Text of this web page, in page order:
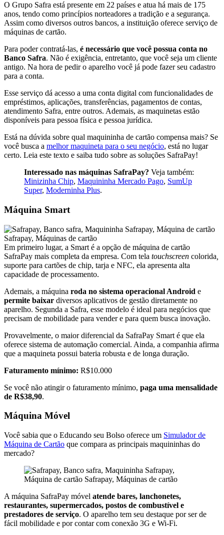
O Grupo Safra está presente em 22 países e atua há mais de 175
anos, tendo como princípios norteadores a tradição e a segurança.
Assim como diversos outros bancos, a instituição oferece serviço de
máquinas de cartão.
Para poder contratá-las, é necessário que você possua conta no
Banco Safra. Não é exigência, entretanto, que você seja um cliente
antigo. Na hora de pedir o aparelho você já pode fazer seu cadastro
para a conta.
Esse serviço dá acesso a uma conta digital com funcionalidades de
empréstimos, aplicações, transferências, pagamentos de contas,
atendimento Safra, entre outros. Ademais, as maquinetas estão
disponíveis para pessoa física e pessoa jurídica.
Está na dúvida sobre qual maquininha de cartão compensa mais? Se
você busca a melhor maquineta para o seu negócio, está no lugar
certo. Leia este texto e saiba tudo sobre as soluções SafraPay!
Interessado nas máquinas SafraPay? Veja também:
Minizinha Chip, Maquininha Mercado Pago, SumUp
Super, Moderninha Plus.
Máquina Smart
Em primeiro lugar, a Smart é a opção de máquina de cartão
SafraPay mais completa da empresa. Com tela touchscreen colorida
suporte para cartões de chip, tarja e NFC, ela apresenta alta
capacidade de processamento.
Ademais, a máquina roda no sistema operacional Android e
permite baixar diversos aplicativos de gestão diretamente no
aparelho. Segunda a Safra, esse modelo é ideal para negócios que
precisam de mobilidade para vender e para quem busca inovação.
Provavelmente, o maior diferencial da SafraPay Smart é que ela
oferece sistema de automação comercial. Ainda, a companhia afirma
que a maquineta possui bateria robusta e de longa duração.
Faturamento mínimo: R$10.000
Se você não atingir o faturamento mínimo, paga uma mensalidade
de R$38,90.
Máquina Móvel
Você sabia que o Educando seu Bolso oferece um Simulador de
Máquina de Cartão que compara as principais maquininhas do
mercado?
A máquina SafraPay móvel atende bares, lanchonetes,
restaurantes, supermercados, postos de combustível e
prestadores de serviço. O aparelho tem seu destaque por ser de
fácil mobilidade e por contar com conexão 3G e Wi-Fi.